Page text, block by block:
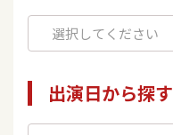
出演日から探す